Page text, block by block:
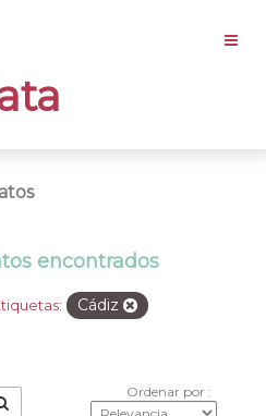
encontrados
Cádiz
Ordenar por